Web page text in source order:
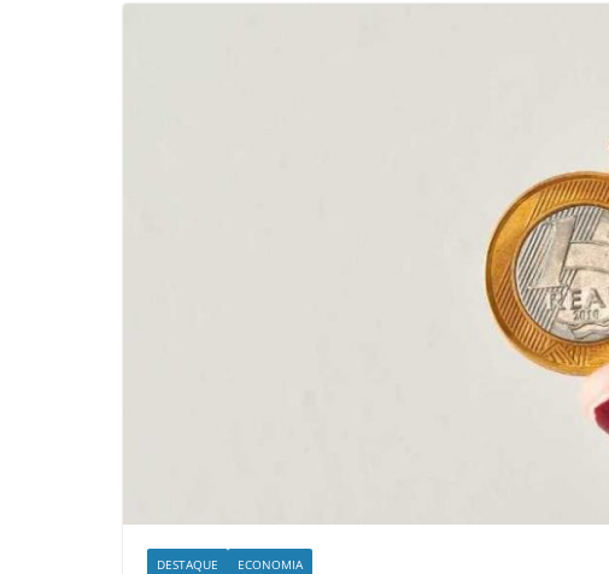
DESTAQUE ECONOMIA